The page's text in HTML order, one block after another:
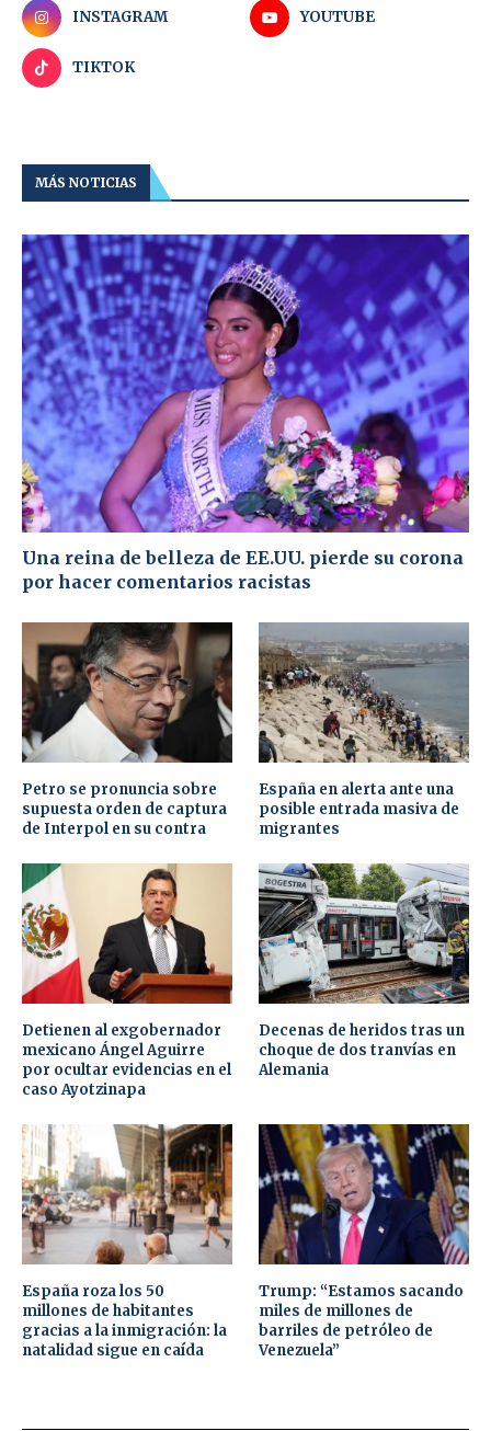
INSTAGRAM YOUTUBE
TIKTOK
MÁS NOTICIAS
Una reina de belleza de EE.UU. pierde su corona
por hacer comentarios racistas
Petro se pronuncia sobre
supuesta orden de captura
de Interpol en su contra
España en alerta ante una
posible entrada masiva de
migrantes
Detienen al exgobernador
mexicano Ángel Aguirre
por ocultar evidencias en el
caso Ayotzinapa
Decenas de heridos tras un
choque de dos tranvías en
Alemania
España roza los 50
millones de habitantes
gracias a la inmigración: la
natalidad sigue en caída
Trump: “Estamos sacando
miles de millones de
barriles de petróleo de
Venezuela”